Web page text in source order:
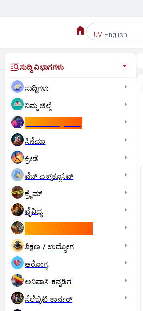
UV English
ಸುದ್ದಿ ವಿಭಾಗಗಳು
ಸುದ್ದಿಗಳು
ನಿಮ್ಮ ಜಿಲ್ಲೆ
ಸಿನೆಮಾ
ಕ್ರೀಡೆ
ವೆಬ್ ಎಕ್ಸ್‌ಕ್ಲೂಸಿವ್
ಕ್ರೈಮ್
ವೈವಿಧ್ಯ
ಶಿಕ್ಷಣ / ಉದ್ಯೋಗ
ಆರೋಗ್ಯ
ಅನಿವಾಸಿ ಕನ್ನಡಿಗ
ಸೆಲೆಬ್ರಿಟಿ ಕಾರ್ನರ್‌